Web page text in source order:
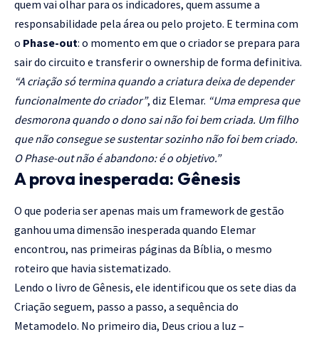
quem vai olhar para os indicadores, quem assume a
responsabilidade pela área ou pelo projeto. E termina com
o Phase-out: o momento em que o criador se prepara para
sair do circuito e transferir o ownership de forma definitiva.
“A criação só termina quando a criatura deixa de depender
funcionalmente do criador”, diz Elemar. “Uma empresa que
desmorona quando o dono sai não foi bem criada. Um filho
que não consegue se sustentar sozinho não foi bem criado.
O Phase-out não é abandono: é o objetivo.”
A prova inesperada: Gênesis
O que poderia ser apenas mais um framework de gestão
ganhou uma dimensão inesperada quando Elemar
encontrou, nas primeiras páginas da Bíblia, o mesmo
roteiro que havia sistematizado.
Lendo o livro de Gênesis, ele identificou que os sete dias da
Criação seguem, passo a passo, a sequência do
Metamodelo. No primeiro dia, Deus criou a luz –